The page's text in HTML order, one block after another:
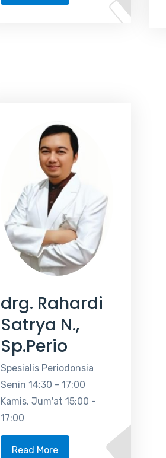
drg. Rahardi
Satrya N.,
Sp.Perio
Spesialis Periodonsia
Senin 14:30 - 17:00
Kamis, Jum'at 15:00 -
17:00
Read More